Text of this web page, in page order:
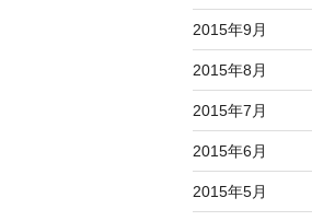
2015年9月
2015年8月
2015年7月
2015年6月
2015年5月